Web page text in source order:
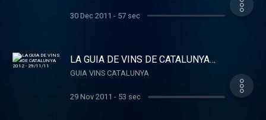
30 Dec 2011 - 57 sec
LA GUIA DE VINS DE CATALUNYA
2012 - 29/11/11
GUIA VINS CATALUNYA
29 Nov 2011 - 53 sec